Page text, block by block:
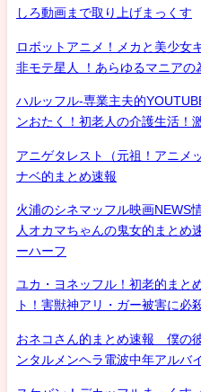
しろ動画まで取り上げまっくす
ロボットアニメ！メカと美少女
非モテ星人 ！あらゆるマニアの
ハルッフル-専業主夫的
ンおたく！初老人の介護生活！
アニゲタレスト（元祖！アニ
ナベ的まとめ速報
火浦のシネマッフル映画NEWS
人オカマちゃんの鬼女的まとめ
ーハーフ
ユカ・ヨネッフル！初老的まと
ト！害獣神アリ・ガー被害に必
おネコさん的まとめ速報 僕の
ンタルメンヘラ電波中年アルバ